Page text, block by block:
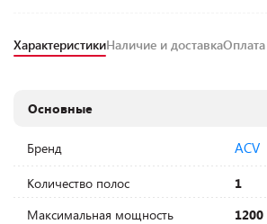
ХарактеристикиНаличие и доставка
Основные
Бренд ACV
Количество полос
1
Максимальная мощность
1200